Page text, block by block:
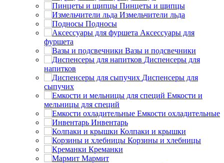
Пинцеты и щипцы
Измельчители льда
Подносы
Аксессуары для
фуршета
Вазы и подсвечники
Диспенсеры для
напитков
Диспенсеры для
сыпучих
Емкости и
мельницы для специй
Емкости охладительные
Инвентарь
Колпаки и крышки
Корзины и хлебницы
Креманки
Мармит